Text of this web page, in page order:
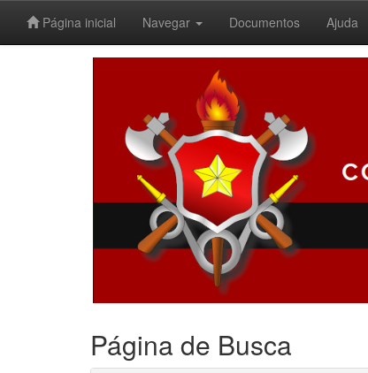
Página inicial Navegar Documentos Ajuda
Página de Busca